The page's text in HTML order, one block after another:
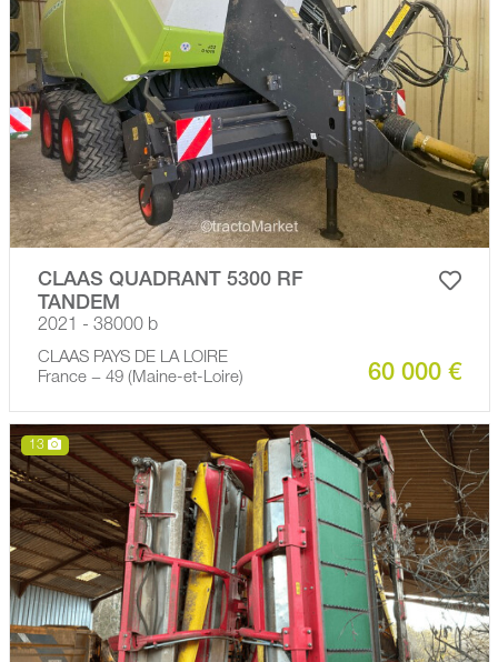
CLAAS QUADRANT 5300 RF
TANDEM
2021 - 38000 b
CLAAS PAYS DE LA LOIRE
France − 49 (Maine-et-Loire)
60 000 €
13